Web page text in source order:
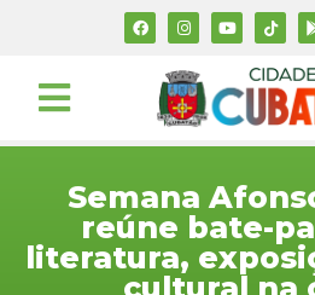
Semana
reúne bate-
literatura,
cultural na